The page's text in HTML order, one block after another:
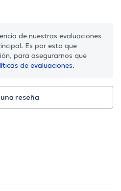
de nuestras evaluaciones
Es por esto que
para asegurarnos que
de evaluaciones.
reseña